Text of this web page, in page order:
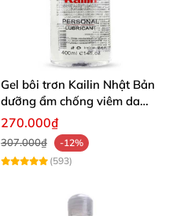
Gel bôi trơn Kailin Nhật Bản
dưỡng ẩm chống viêm da
vùng kín
270.000₫
307.000₫
-12%
(593)